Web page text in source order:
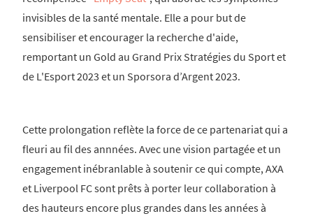
invisibles de la santé mentale. Elle a pour but de
sensibiliser et encourager la recherche d'aide,
remportant un Gold au Grand Prix Stratégies du Sport et
de L'Esport 2023 et un Sporsora d’Argent 2023.
Cette prolongation reflète la force de ce partenariat qui a
fleuri au fil des annnées. Avec une vision partagée et un
engagement inébranlable à soutenir ce qui compte, AXA
et Liverpool FC sont prêts à porter leur collaboration à
des hauteurs encore plus grandes dans les années à